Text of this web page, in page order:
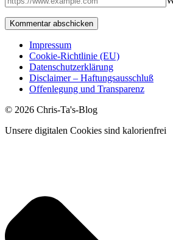
Impressum
Cookie-Richtlinie (EU)
Datenschutzerklärung
Disclaimer – Haftungsausschluß
Offenlegung und Transparenz
© 2026 Chris-Ta's-Blog
Unsere digitalen Cookies sind kalorienfrei